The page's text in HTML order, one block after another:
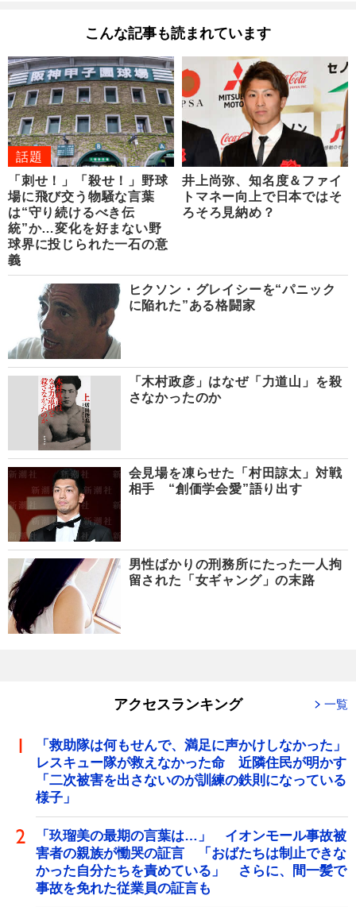
こんな記事も読まれています
話題
「刺せ！」「殺せ！」野球
場に飛び交う物騒な言葉
は“守り続けるべき伝
統”か…変化を好まない野
球界に投じられた一石の意
義
井上尚弥、知名度＆ファイ
トマネー向上で日本ではそ
ろそろ見納め？
ヒクソン・グレイシーを“パニック
に陥れた”ある格闘家
「木村政彦」はなぜ「力道山」を殺
さなかったのか
会見場を凍らせた「村田諒太」対戦
相手 “創価学会愛”語り出す
男性ばかりの刑務所にたった一人拘
留された「女ギャング」の末路
アクセスランキング 一覧
「救助隊は何もせんで、満足に声かけしなかった」
レスキュー隊が救えなかった命 近隣住民が明かす
「二次被害を出さないのが訓練の鉄則になっている
様子」
「玖瑠美の最期の言葉は…」 イオンモール事故被
害者の親族が慟哭の証言 「おばたちは制止できな
かった自分たちを責めている」 さらに、間一髪で
事故を免れた従業員の証言も